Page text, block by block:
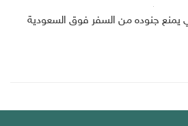
يمنع جنوده من السفر فوق السعودية